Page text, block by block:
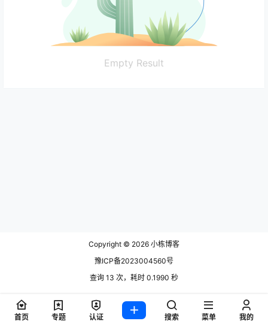
Empty Result
Copyright © 2026 小栋博客
豫ICP备2023004560号
查询 13 次，耗时 0.1990 秒
首页 专题 认证 搜索 菜单 我的